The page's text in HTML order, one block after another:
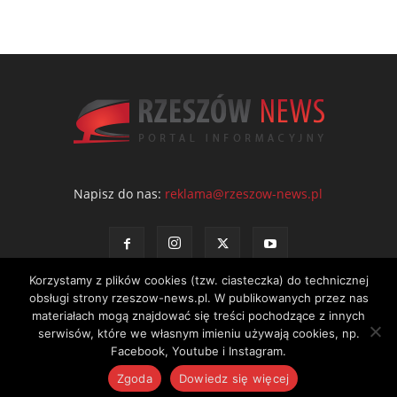
Napisz do nas: reklama@rzeszow-news.pl
Kontakt Polityka prywatności Regulamin portalu
© NEWS Sp. z o.o. - wydawca portalu Rzeszów News. Wszystkie prawa
zastrzeżone. Tel.: 601 97 55 30
Korzystamy z plików cookies (tzw. ciasteczka) do technicznej
obsługi strony rzeszow-news.pl. W publikowanych przez nas
materiałach mogą znajdować się treści pochodzące z innych
serwisów, które we własnym imieniu używają cookies, np.
Facebook, Youtube i Instagram.
Zgoda
Dowiedz się więcej